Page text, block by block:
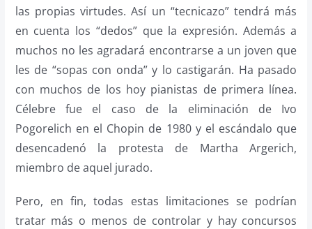
las propias virtudes. Así un “tecnicazo” tendrá más
en cuenta los “dedos” que la expresión. Además a
muchos no les agradará encontrarse a un joven que
les de “sopas con onda” y lo castigarán. Ha pasado
con muchos de los hoy pianistas de primera línea.
Célebre fue el caso de la eliminación de Ivo
Pogorelich en el Chopin de 1980 y el escándalo que
desencadenó la protesta de Martha Argerich,
miembro de aquel jurado.
Pero, en fin, todas estas limitaciones se podrían
tratar más o menos de controlar y hay concursos